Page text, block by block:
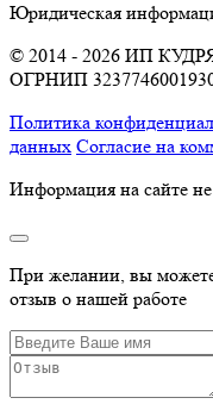
Юридическая
© 2014 - 2026 ИП
ОГРНИП
Политика
данных Согласие на
Информация на сайте
При желании, вы
отзыв о нашей работе